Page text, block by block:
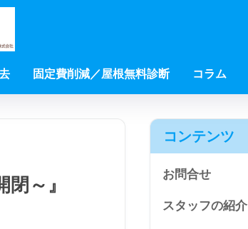
固定費削減／屋根無料診断 コラム
～』
コンテンツ
お問合せ
スタッフの紹介